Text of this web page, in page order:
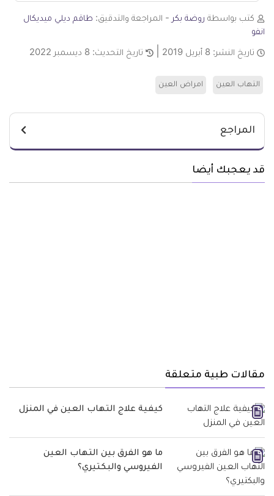
كتب بواسطة روضة بكر - المراجعة والتدقيق: طاقم ديلي ميديكال
انفو
تاريخ النشر: 8 أبريل 2019 تاريخ التحديث: 8 ديسمبر 2022
التهاب العين امراض العين
المراجع
قد يعجبك أيضا
مقالات طبية متعلقة
كيفية علاج التهاب العين في المنزل
ما هو الفرق بين التهاب العين
الفيروسي والبكتيري؟